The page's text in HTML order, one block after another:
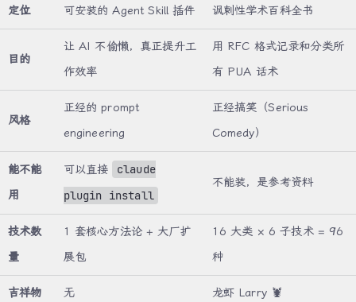
定位 可安装的 Agent Skill 插件 讽刺性学术百科全书
目的
让 AI 不偷懒，真正提升工
作效率
用 RFC 格式记录和分类所
有 PUA 话术
风格
正经的 prompt
engineering
正经搞笑（Serious
Comedy）
能不能
用
可以直接
claude
plugin install
不能装，是参考资料
技术数
量
1 套核心方法论 + 大厂扩
展包
16 大类 × 6 子技术 = 96
种
吉祥物 无 龙虾 Larry 🦞